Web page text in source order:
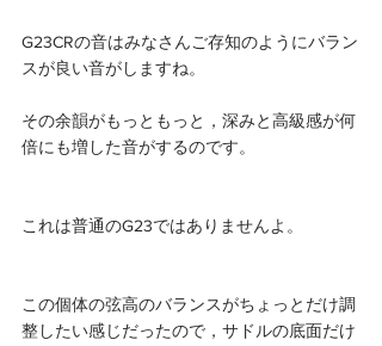
G23CRの音はみなさんご存知のようにバラン
スが良い音がしますね。
その余韻がもっともっと，深みと高級感が何
倍にも増した音がするのです。
これは普通のG23ではありませんよ。
この個体の弦高のバランスがちょっとだけ調
整したい感じだったので，サドルの底面だけ